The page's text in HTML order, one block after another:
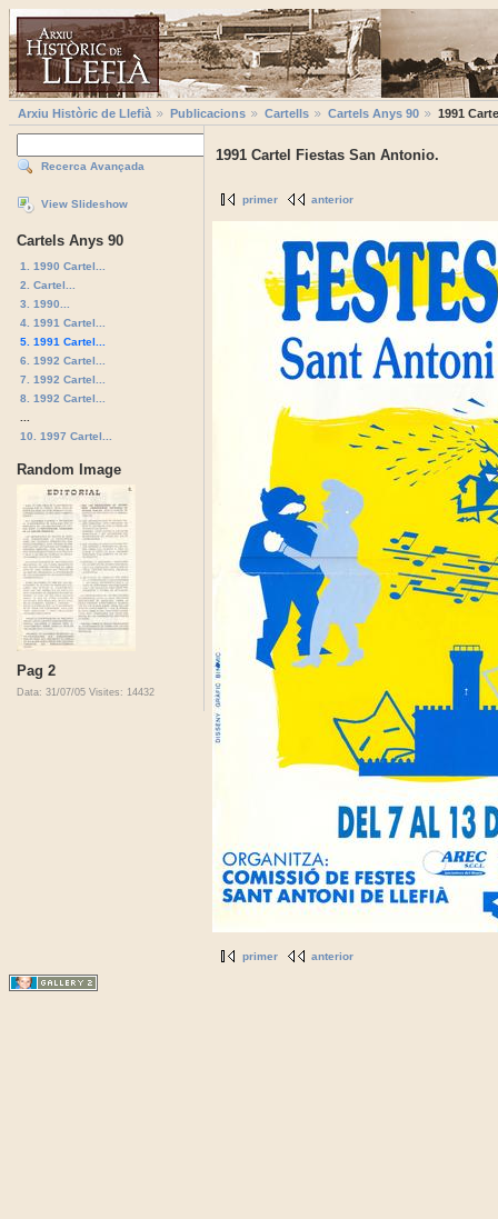
Arxiu Històric de Llefià Publicacions Cartells Cartels Anys 90 1991
Recerca Avançada
View Slideshow
Cartels Anys 90
1. 1990 Cartel...
2. Cartel...
3. 1990...
4. 1991 Cartel...
5. 1991 Cartel...
6. 1992 Cartel...
7. 1992 Cartel...
8. 1992 Cartel...
10. 1997 Cartel...
Random Image
Pag 2
Data: 31/07/05 Visites: 14432
1991 Cartel Fiestas San Antonio.
primer anterior
primer anterior